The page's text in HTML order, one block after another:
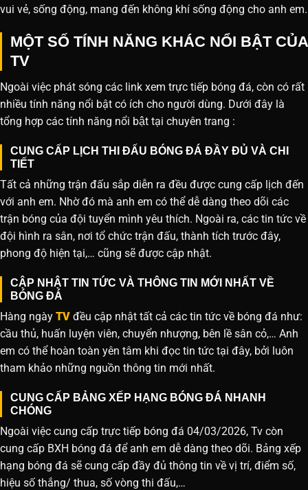
vui vẻ, sống động, mang đến không khí sống động cho anh em.
MỘT SỐ TÍNH NĂNG KHÁC NỔI BẬT CỦA
TV
Ngoài việc phát sóng các link xem trực tiếp bóng đá, còn có rất
nhiều tính năng nổi bật có ích cho người dùng. Dưới đây là
tổng hợp các tính năng nổi bật tại chuyên trang :
CUNG CẤP LỊCH THI ĐẤU BÓNG ĐÁ ĐẦY ĐỦ VÀ CHI
TIẾT
Tất cả những trận đấu sắp diễn ra đều được cung cấp lịch đến
với anh em. Nhờ đó mà anh em có thể dễ dàng theo dõi các
trận bóng của đội tuyển mình yêu thích. Ngoài ra, các tin tức về
đội hình ra sân, nơi tổ chức trận đấu, thành tích trước đây,
phong độ hiện tại,… cũng sẽ được cập nhật.
CẬP NHẬT TIN TỨC VÀ THÔNG TIN MỚI NHẤT VỀ
BÓNG ĐÁ
Hàng ngày TV đều cập nhật tất cả các tin tức về bóng đá như:
cầu thủ, huấn luyện viên, chuyển nhượng, bên lề sân cỏ,… Anh
em có thể hoàn toàn yên tâm khi đọc tin tức tại đây, bởi luôn
tham khảo những nguồn thông tin mới nhất.
CUNG CẤP BẢNG XẾP HẠNG BÓNG ĐÁ NHANH
CHÓNG
Ngoài việc cung cấp trực tiếp bóng đá 04/03/2026, Tv còn
cung cấp BXH bóng đá để anh em dễ dàng theo dõi. Bảng xếp
hạng bóng đá sẽ cung cấp đầy đủ thông tin về vị trí, điểm số,
hiệu số thắng/ thua, số vòng thi đấu,…